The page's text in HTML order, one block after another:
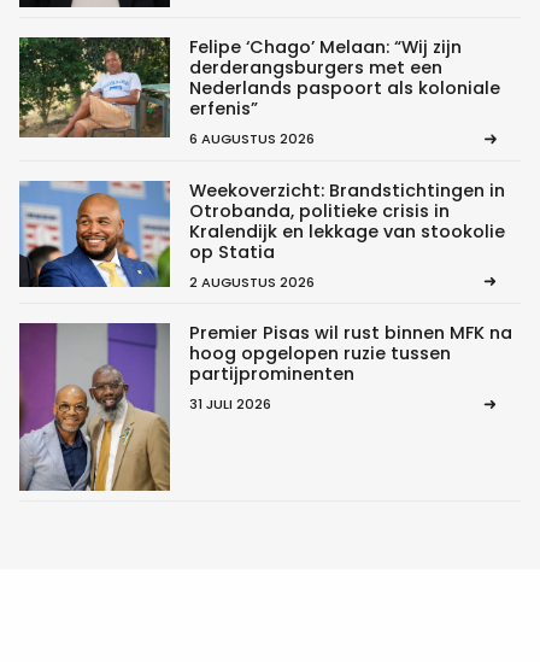
Felipe ‘Chago’ Melaan: “Wij zijn
derderangsburgers met een
Nederlands paspoort als koloniale
erfenis”
6 AUGUSTUS 2026
Weekoverzicht: Brandstichtingen in
Otrobanda, politieke crisis in
Kralendijk en lekkage van stookolie
op Statia
2 AUGUSTUS 2026
Premier Pisas wil rust binnen MFK na
hoog opgelopen ruzie tussen
partijprominenten
31 JULI 2026